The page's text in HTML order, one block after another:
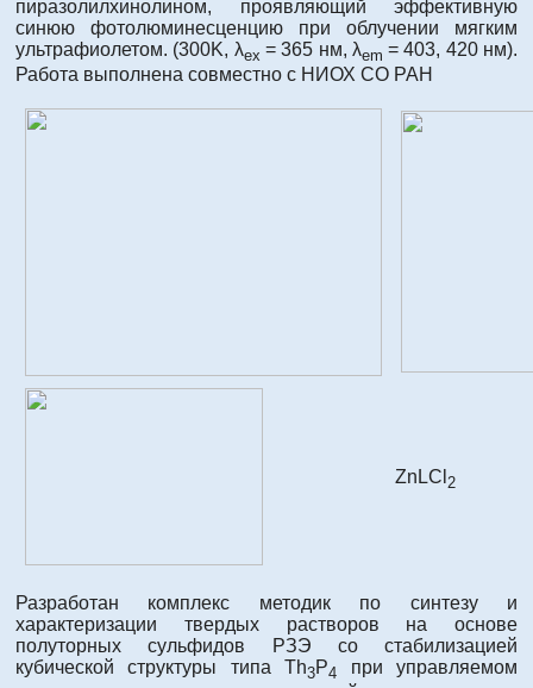
пиразолилхинолином, проявляющий эффективную
синюю фотолюминесценцию при облучении мягким
ультрафиолетом. (300K, λex = 365 нм, λem = 403, 420 нм).
Работа выполнена совместно с НИОХ СО РАН
ZnLCl 2
Разработан комплекс методик по синтезу и
характеризации твердых растворов на основе
полуторных сульфидов РЗЭ со стабилизацией
кубической структуры типа Th3P4 при управляемом